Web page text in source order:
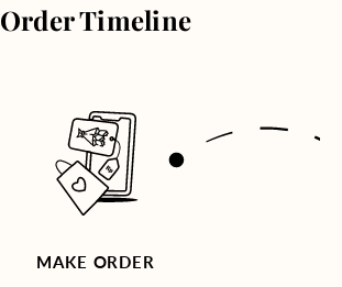
Order Timeline
MAKE ORDER